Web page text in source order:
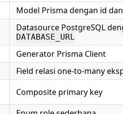
Model Prisma dengan id
Datasource PostgreSQL
DATABASE_URL
Generator Prisma Client
Field relasi one-to-many
Composite primary key